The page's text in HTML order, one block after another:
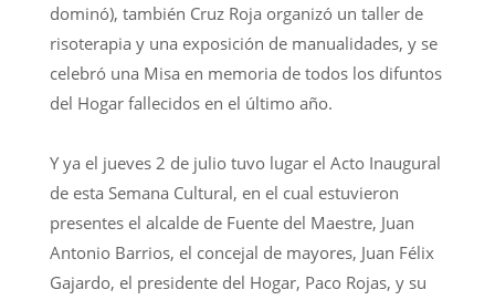
dominó), también Cruz Roja organizó un taller de
risoterapia y una exposición de manualidades, y se
celebró una Misa en memoria de todos los difuntos
del Hogar fallecidos en el último año.
Y ya el jueves 2 de julio tuvo lugar el Acto Inaugural
de esta Semana Cultural, en el cual estuvieron
presentes el alcalde de Fuente del Maestre, Juan
Antonio Barrios, el concejal de mayores, Juan Félix
Gajardo, el presidente del Hogar, Paco Rojas, y su